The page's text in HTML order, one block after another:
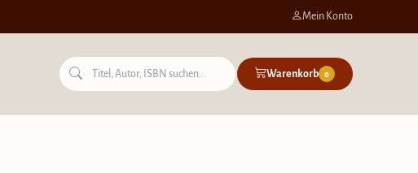
Mein Konto
Warenkorb 0